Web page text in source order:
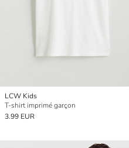
LCW Kids
T-shirt imprimé garçon
3.99 EUR